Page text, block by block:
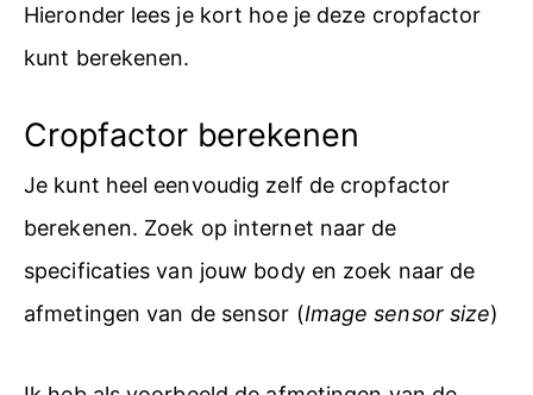
Hieronder lees je kort hoe je deze cropfactor
kunt berekenen.
Cropfactor berekenen
Je kunt heel eenvoudig zelf de cropfactor
berekenen. Zoek op internet naar de
specificaties van jouw body en zoek naar de
afmetingen van de sensor (Image sensor size)